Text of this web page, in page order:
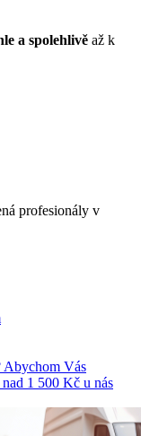
a spolehlivě až k
profesionály v
Abychom Vás
1 500 Kč u nás